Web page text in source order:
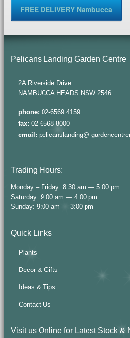
FREE DELIVERY Nambucca
Pelicans Landing Garden Centre
2A Riverside Drive
NAMBUCCA HEADS NSW 2546
phone: 02-6569 4159
fax: 02-6568 8000
email: pelicanslanding@
Trading Hours:
Monday – Friday: 8:30 am — 5:00 pm
Saturday: 9:00 am — 4:00 pm
Sunday: 9:00 am — 3:00 pm
Quick Links
Plants
Decor & Gifts
Ideas & Tips
Contact Us
Visit us Online for Latest Stock &